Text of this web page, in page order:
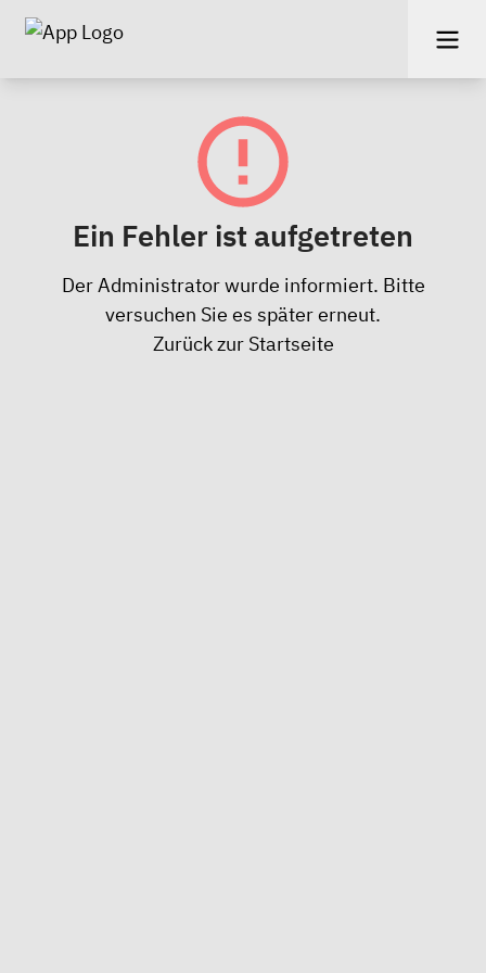
Ein Fehler ist aufgetreten
Der Administrator wurde informiert. Bitte
versuchen Sie es später erneut.
Zurück zur Startseite